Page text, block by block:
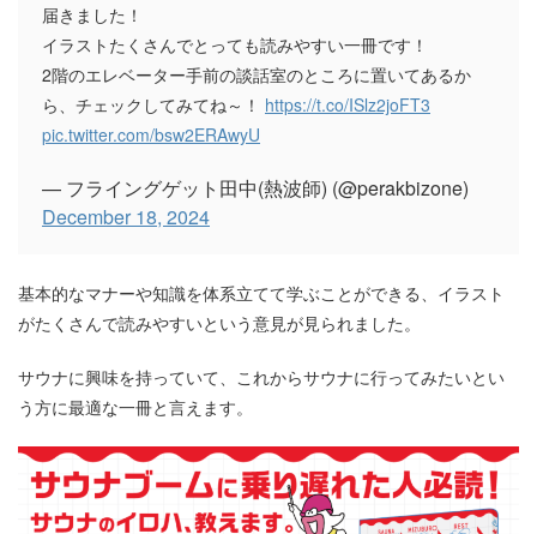
届きました！
イラストたくさんでとっても読みやすい一冊です！
2階のエレベーター手前の談話室のところに置いてあるか
ら、チェックしてみてね～！ https://t.co/ISlz2joFT3
pic.twitter.com/bsw2ERAwyU
— フライングゲット田中(熱波師) (@perakbizone)
December 18, 2024
基本的なマナーや知識を体系立てて学ぶことができる、イラスト
がたくさんで読みやすいという意見が見られました。
サウナに興味を持っていて、これからサウナに行ってみたいとい
う方に最適な一冊と言えます。